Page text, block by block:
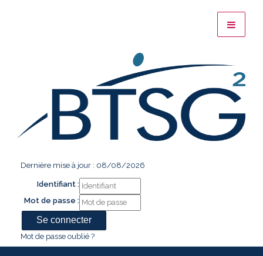
Dernière mise à jour : 08/08/2026
Identifiant :
Mot de passe :
Mot de passe oublié ?